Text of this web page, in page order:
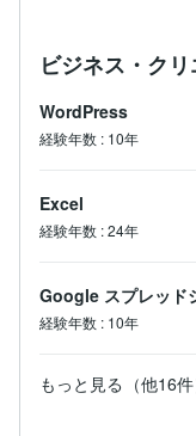
ビジネス・ク
WordPress
経験年数 : 10年
Excel
経験年数 :24年
Google スプレッド
経験年数 : 10年
もっと見る（他16件